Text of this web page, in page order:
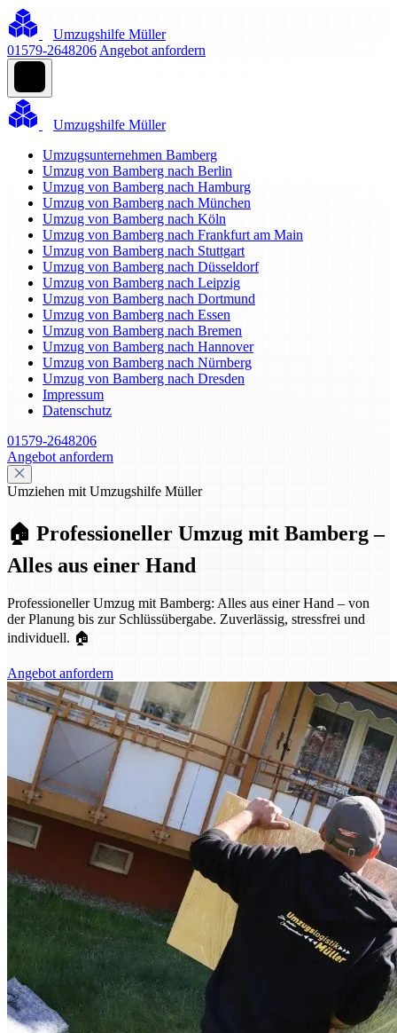
Umzugshilfe Müller
01579-2648206 Angebot anfordern
Umzugshilfe Müller
Umzugsunternehmen Bamberg
Umzug von Bamberg nach Berlin
Umzug von Bamberg nach Hamburg
Umzug von Bamberg nach München
Umzug von Bamberg nach Köln
Umzug von Bamberg nach Frankfurt am Main
Umzug von Bamberg nach Stuttgart
Umzug von Bamberg nach Düsseldorf
Umzug von Bamberg nach Leipzig
Umzug von Bamberg nach Dortmund
Umzug von Bamberg nach Essen
Umzug von Bamberg nach Bremen
Umzug von Bamberg nach Hannover
Umzug von Bamberg nach Nürnberg
Umzug von Bamberg nach Dresden
Impressum
Datenschutz
01579-2648206
Angebot anfordern
Umziehen mit Umzugshilfe Müller
🏠 Professioneller Umzug mit Bamberg –
Alles aus einer Hand
Professioneller Umzug mit Bamberg: Alles aus einer Hand – von
der Planung bis zur Schlüssübergabe. Zuverlässig, stressfrei und
individuell. 🏠
Angebot anfordern